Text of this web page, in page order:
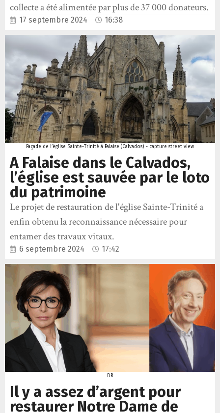
collecte a été alimentée par plus de 37 000 donateurs.
17 septembre 2024 16:38
Façade de l’église Sainte-Trinité à Falaise (Calvados) - capture street view
A Falaise dans le Calvados,
l’église est sauvée par le loto
du patrimoine
Le projet de restauration de l'église Sainte-Trinité a
enfin obtenu la reconnaissance nécessaire pour
entamer des travaux vitaux.
6 septembre 2024 17:42
DR
Il y a assez d’argent pour
restaurer Notre Dame de